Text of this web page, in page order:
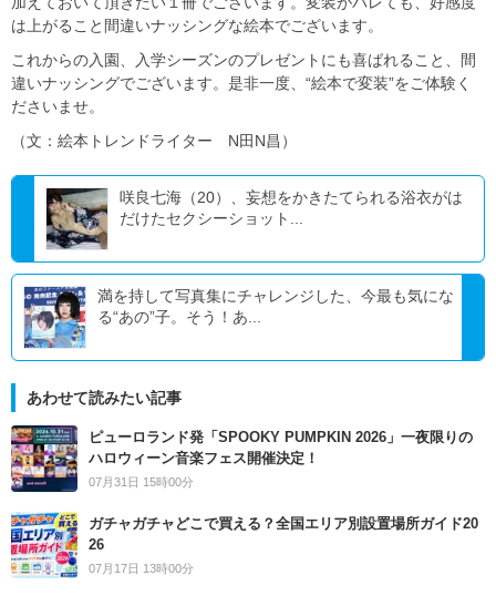
は上がること間違いナッシングな絵本でございます。
これからの入園、入学シーズンのプレゼントにも喜ばれること、間
違いナッシングでございます。是非一度、“絵本で変装”をご体験く
ださいませ。
（文：絵本トレンドライター N田N昌）
咲良七海（20）、妄想をかきたてられる浴衣がは
だけたセクシーショット...
満を持して写真集にチャレンジした、今最も気にな
る“あの”子。そう！あ...
あわせて読みたい記事
ピューロランド発「SPOOKY PUMPKIN 2026」一夜限りの
ハロウィーン音楽フェス開催決定！
07月31日 15時00分
ガチャガチャどこで買える？全国エリア別設置場所ガイド20
26
07月17日 13時00分